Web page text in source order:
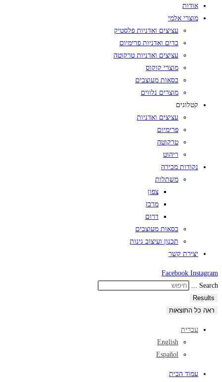
אודות
מוצרי אלמי
עציצים ואדניות פלסטיק
כדים ואדניות פרימיום
עציצים ואדניות טרקוטה
מוצרי קוקוס
כסאות מעוצבים
מוצרים נלווים
קטלוגים
עציצים ואדניות
פרימיום
טרקוטה
ריהוט
נקודות מכירה
משתלות
צפון
מרכז
דרום
כסאות מעוצבים
תכנון ועיצוב גינות
יצירת קשר
Facebook Instagram
Search ...
Results
ראה כל התוצאות
עברית
English
Español
עמוד הבית